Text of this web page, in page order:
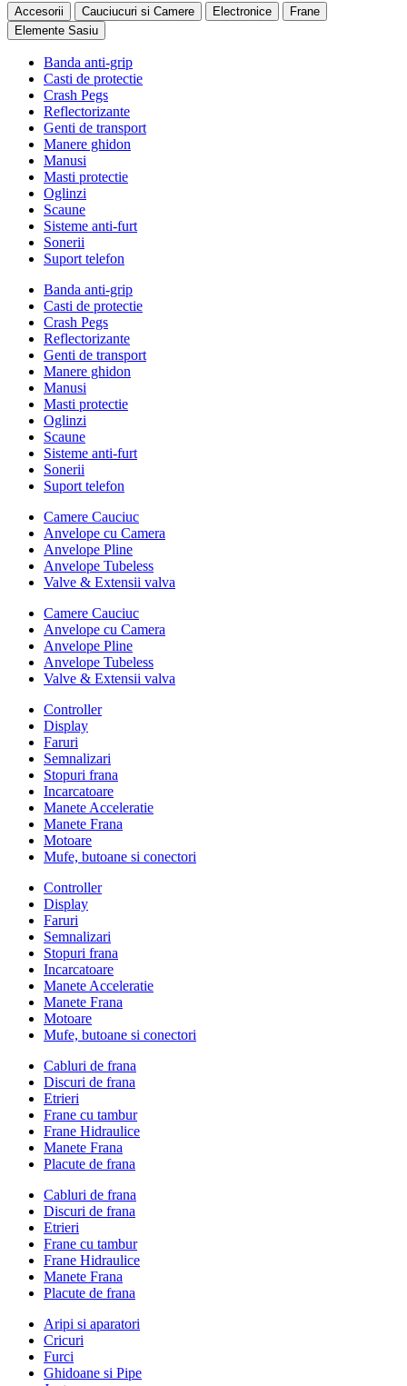
Accesorii Cauciucuri si Camere Electronice
Frane
Elemente Sasiu
Banda anti-grip
Casti de protectie
Crash Pegs
Reflectorizante
Genti de transport
Manere ghidon
Manusi
Masti protectie
Oglinzi
Scaune
Sisteme anti-furt
Sonerii
Suport telefon
Banda anti-grip
Casti de protectie
Crash Pegs
Reflectorizante
Genti de transport
Manere ghidon
Manusi
Masti protectie
Oglinzi
Scaune
Sisteme anti-furt
Sonerii
Suport telefon
Camere Cauciuc
Anvelope cu Camera
Anvelope Pline
Anvelope Tubeless
Valve & Extensii valva
Camere Cauciuc
Anvelope cu Camera
Anvelope Pline
Anvelope Tubeless
Valve & Extensii valva
Controller
Display
Faruri
Semnalizari
Stopuri frana
Incarcatoare
Manete Acceleratie
Manete Frana
Motoare
Mufe, butoane si conectori
Controller
Display
Faruri
Semnalizari
Stopuri frana
Incarcatoare
Manete Acceleratie
Manete Frana
Motoare
Mufe, butoane si conectori
Cabluri de frana
Discuri de frana
Etrieri
Frane cu tambur
Frane Hidraulice
Manete Frana
Placute de frana
Cabluri de frana
Discuri de frana
Etrieri
Frane cu tambur
Frane Hidraulice
Manete Frana
Placute de frana
Aripi si aparatori
Cricuri
Furci
Ghidoane si Pipe